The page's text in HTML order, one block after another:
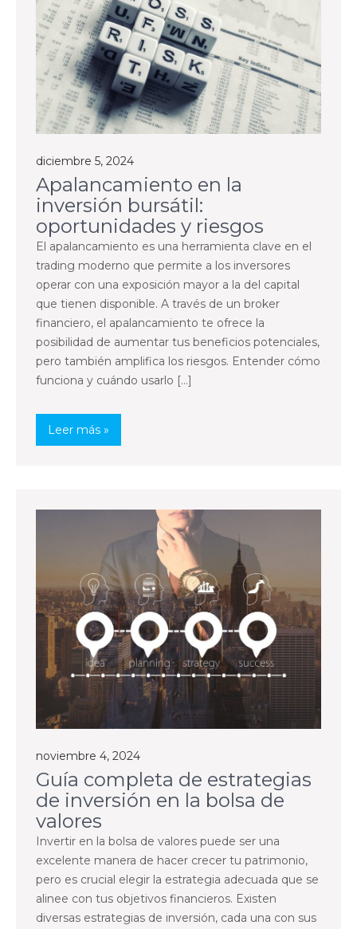
diciembre 5, 2024
Apalancamiento en la
inversión bursátil:
oportunidades y riesgos
El apalancamiento es una herramienta clave en el
trading moderno que permite a los inversores
operar con una exposición mayor a la del capital
que tienen disponible. A través de un broker
financiero, el apalancamiento te ofrece la
posibilidad de aumentar tus beneficios potenciales,
pero también amplifica los riesgos. Entender cómo
funciona y cuándo usarlo […]
Leer más »
noviembre 4, 2024
Guía completa de estrategias
de inversión en la bolsa de
valores
Invertir en la bolsa de valores puede ser una
excelente manera de hacer crecer tu patrimonio,
pero es crucial elegir la estrategia adecuada que se
alinee con tus objetivos financieros. Existen
diversas estrategias de inversión, cada una con sus